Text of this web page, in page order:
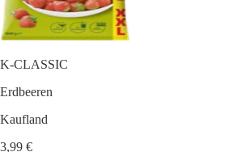
K-CLASSIC
Erdbeeren
Kaufland
3,99 €